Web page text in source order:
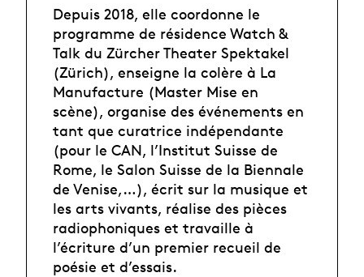
Depuis 2018, elle coordonne le
programme de résidence Watch &
Talk du Zürcher Theater Spektakel
(Zürich), enseigne la colère à La
Manufacture (Master Mise en
scène), organise des événements en
tant que curatrice indépendante
(pour le CAN, l’Institut Suisse de
Rome, le Salon Suisse de la Biennale
de Venise,…), écrit sur la musique et
les arts vivants, réalise des pièces
radiophoniques et travaille à
l’écriture d’un premier recueil de
poésie et d’essais.